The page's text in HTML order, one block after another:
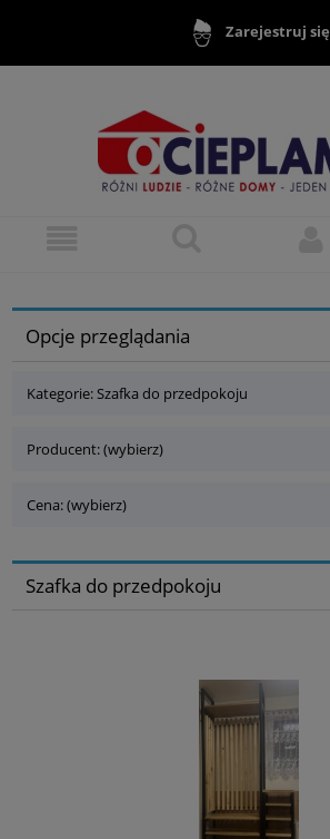
Zarejestruj się
Opcje przeglądania
Kategorie: Szafka do przedpokoju
Producent: (wybierz)
Cena: (wybierz)
Szafka do przedpokoju